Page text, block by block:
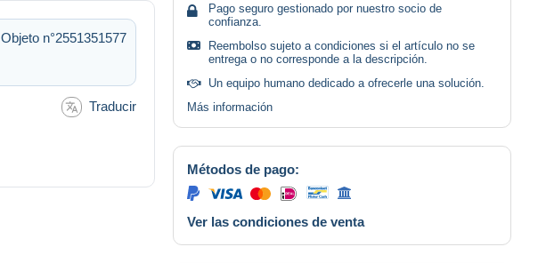
Objeto n°2551351577
Traducir
Pago seguro gestionado por nuestro socio de
confianza.
Reembolso sujeto a condiciones si el artículo no se
entrega o no corresponde a la descripción.
Un equipo humano dedicado a ofrecerle una solución.
Más información
Métodos de pago:
Ver las condiciones de venta